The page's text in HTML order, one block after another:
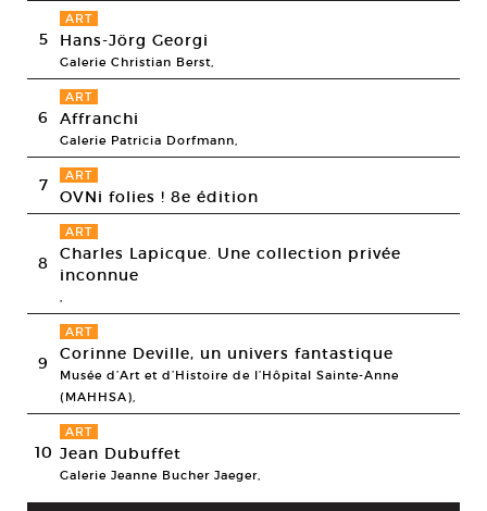
5
ART
Hans-Jörg Georgi
Galerie Christian Berst,
6
ART
Affranchi
Galerie Patricia Dorfmann,
7 ART
OVNi folies ! 8e édition
8
ART
Charles Lapicque. Une collection privée
inconnue
9
ART
Corinne Deville, un univers fantastique
Musée d’Art et d’Histoire de l’Hôpital Sainte-Anne
(MAHHSA),
10
ART
Jean Dubuffet
Galerie Jeanne Bucher Jaeger,